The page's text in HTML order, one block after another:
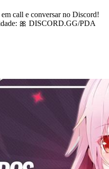
call e conversar no Discord!
🎀 DISCORD.GG/PDA